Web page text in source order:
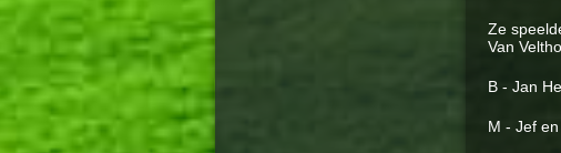
Ze
Van
B - Jan
M - Jef